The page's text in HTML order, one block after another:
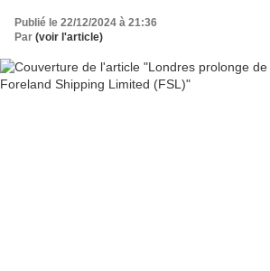
Publié le 22/12/2024 à 21:36
Par (voir l'article)